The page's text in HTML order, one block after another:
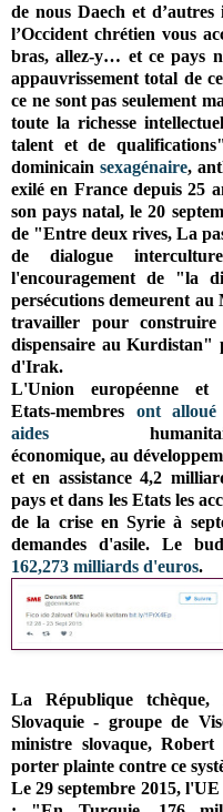
de nous Daech et
l’Occident chrétien vous
bras, allez-y… et ce pays
appauvrissement total de
ce ne sont pas seulement
toute la richesse
talent et de
dominicain sexagénaire,
exilé en France depuis 25
son pays natal,le 20
de "Entre deux rives, La
de dialogue
l'encouragement de "la
persécutions demeurent
travailler pour
dispensaire au Kurdistan"
d'Irak.
L'Union européenne et
Etats-membres ont alloué
aides
économique, au
et en assistance 4,2
pays et dans les Etats les
de la crise en Syrie à
demandes d'asile. Le
162,273 milliards d'euros.
La République
Slovaquie - groupe de
ministre slovaque,
porter plainte contre ce
Le 29 septembre 2015,